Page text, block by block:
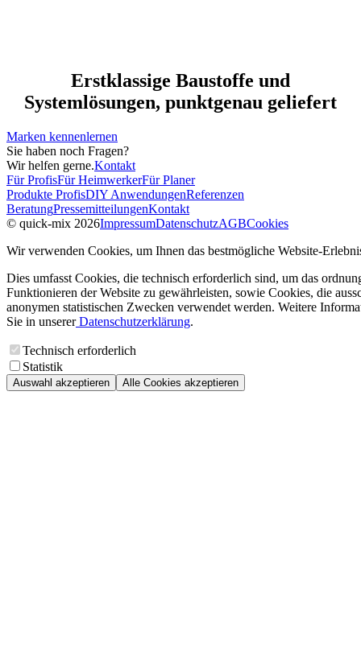
Erstklassige Baustoffe und
Systemlösungen, punktgenau geliefert
Marken kennenlernen
Sie haben noch Fragen?
Wir helfen gerne.Kontakt
Für ProfisFür HeimwerkerFür Planer
Produkte ProfisDIY AnwendungenReferenzen
BeratungPressemitteilungenKontakt
© quick-mix 2026ImpressumDatenschutzAGBCookies
Wir verwenden Cookies, um Ihnen das bestmögliche Website-
Dies umfasst Cookies, die technisch erforderlich sind, um das
Funktionieren der Website zu gewährleisten, sowie Cookies, die
anonymen statistischen Zwecken verwendet werden. Weitere
Sie in unsererDatenschutzerklärung.
Technisch erforderlich
Statistik
Auswahl akzeptieren Alle Cookies akzeptieren